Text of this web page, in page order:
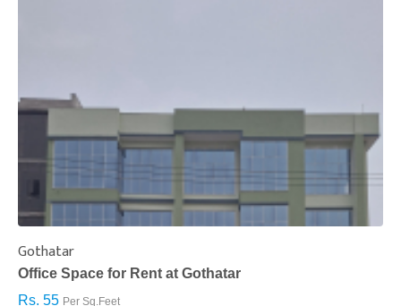
Gothatar
Office Space for Rent at Gothatar
Rs. 55 Per Sq.Feet